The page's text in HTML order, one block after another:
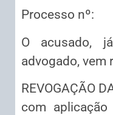
Processo nº:
O acusado,
advogado, vem
REVOGAÇÃO
com